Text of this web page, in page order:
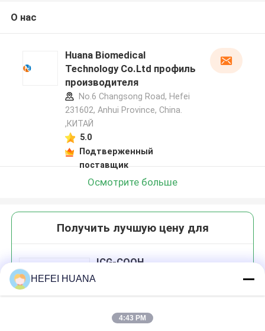
О нас
Huana Biomedical
Technology Co.Ltd профиль
производителя
No.6 Changsong Road, Hefei
231602, Anhui Province, China.
,КИТАЙ
5.0
Подтверженный
поставщик
Осмотрите больше
Получить лучшую цену для
ICG-COOH
HEFEI HUANA
4:43 PM